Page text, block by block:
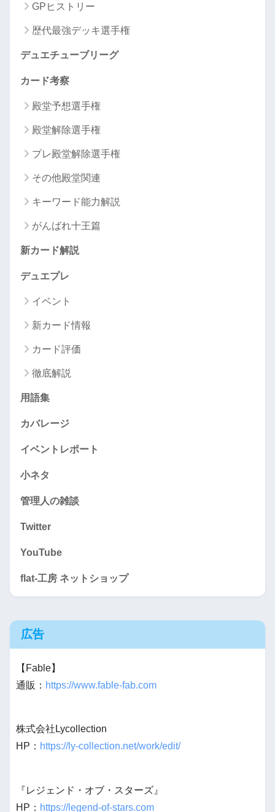
GPヒストリー
歴代最強デッキ選手権
デュエチューブリーグ
カード考察
殿堂予想選手権
殿堂解除選手権
プレ殿堂解除選手権
その他殿堂関連
キーワード能力解説
がんばれ十王篇
新カード解説
デュエプレ
イベント
新カード情報
カード評価
徹底解説
用語集
カバレージ
イベントレポート
小ネタ
管理人の雑談
Twitter
YouTube
flat-工房 ネットショップ
広告
【Fable】
通販： https://www.fable-fab.com
株式会社Lycollection
HP： https://ly-collection.net/work/edit/
『レジェンド・オブ・スターズ』
HP： https://legend-of-stars.com